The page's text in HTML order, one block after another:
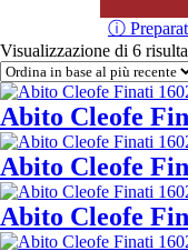
ⓘ
Visualizzazione di 6
Abito Cleofe
Abito Cleofe
Abito Cleofe